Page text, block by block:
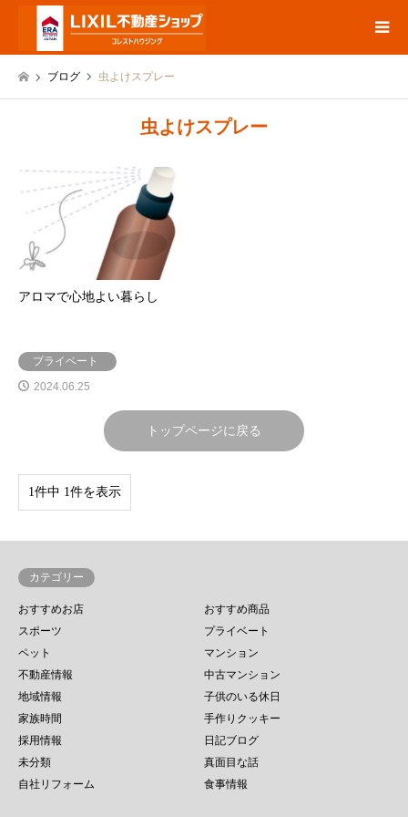
ブログ 虫よけスプレー
虫よけスプレー
アロマで心地よい暮らし
プライベート
2024.06.25
トップページに戻る
1件中 1件を表示
カテゴリー
おすすめお店
おすすめ商品
スポーツ
プライベート
ペット
マンション
不動産情報
中古マンション
地域情報
子供のいる休日
家族時間
手作りクッキー
採用情報
日記ブログ
未分類
真面目な話
自社リフォーム
食事情報